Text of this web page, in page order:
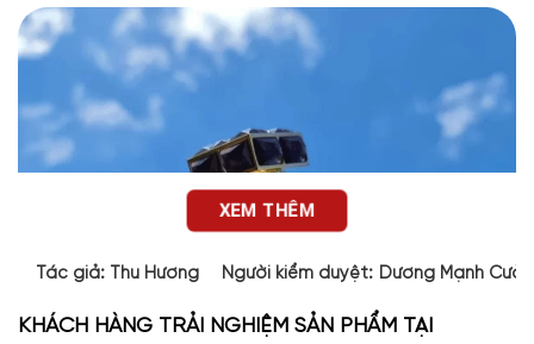
XEM THÊM
Tác giả: Thu Hương Người kiểm duyệt: Dương Mạnh
KHÁCH HÀNG TRẢI NGHIỆM SẢN PHẨM TẠI